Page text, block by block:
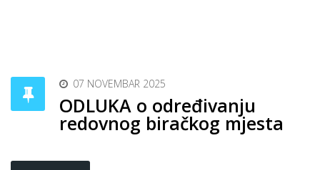
07 NOVEMBAR 2025
ODLUKA o određivanju
redovnog biračkog mjesta